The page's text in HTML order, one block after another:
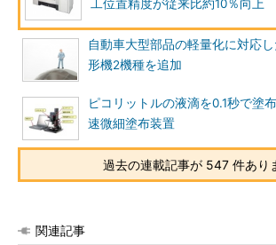
工位置精度が従来比約10％向上
自動車大型部品の軽量化に対応
形機2機種を追加
ピコリットルの液滴を0.1秒で塗
速微細塗布装置
過去の連載記事が 547 件あり
関連記事